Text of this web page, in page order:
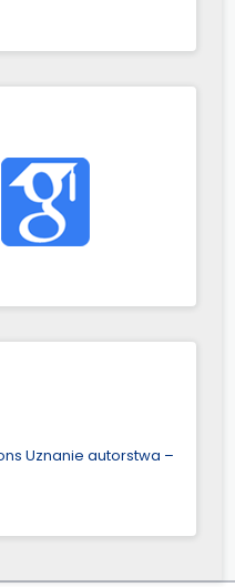
Uznanie autorstwa –